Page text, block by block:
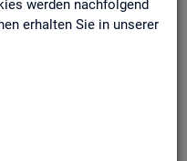
werden nachfolgend
erhalten Sie in unserer
Kurz­ar­bei­ter­geld,
Merk­ma­le.